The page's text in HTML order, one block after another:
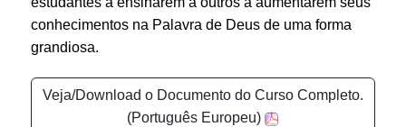
conhecimentos na Palavra de Deus de uma forma
grandiosa.
Veja/Download o Documento do Curso Completo.
(Português Europeu)